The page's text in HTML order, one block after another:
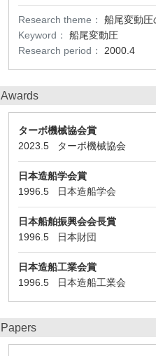
Research theme：
船尾変動圧
Keyword：
船尾変動圧
Research period：
2000.4
Awards
ターボ機械協会賞
2023.5 ターボ機械協会
日本造船学会賞
1996.5 日本造船学会
日本船舶振興会会長賞
1996.5 日本財団
日本造船工業会賞
1996.5 日本造船工業会
Papers